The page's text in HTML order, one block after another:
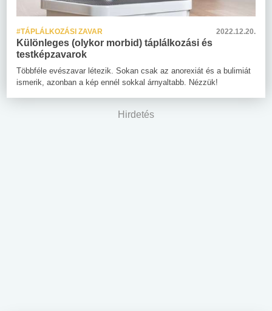
#TÁPLÁLKOZÁSI ZAVAR 2022.12.20.
Különleges (olykor morbid) táplálkozási és
testképzavarok
Többféle evészavar létezik. Sokan csak az anorexiát és a bulimiát
ismerik, azonban a kép ennél sokkal árnyaltabb. Nézzük!
Hirdetés